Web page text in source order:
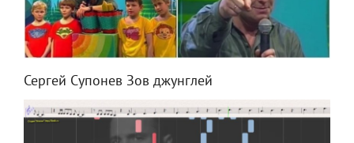
Сергей Супонев Зов джунглей